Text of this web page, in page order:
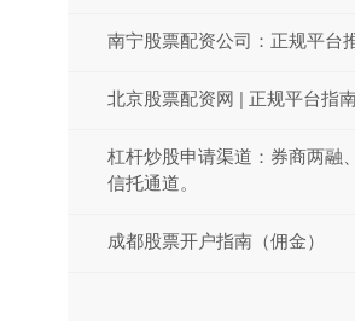
南宁股票配资公司：正规平台
北京股票配资网 | 正规平台指
杠杆炒股申请渠道：券商两融
信托通道。
成都股票开户指南（佣金）